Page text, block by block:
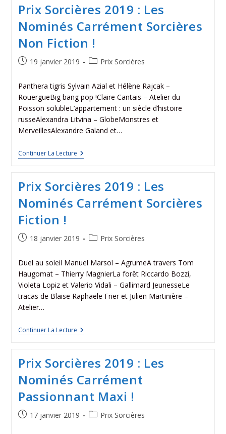
Prix Sorcières 2019 : Les
Nominés Carrément Sorcières
Non Fiction !
19 janvier 2019 Prix Sorcières
Panthera tigris Sylvain Azial et Hélène Rajcak –
RouergueBig bang pop !Claire Cantais – Atelier du
Poisson solubleL’appartement : un siècle d’histoire
russeAlexandra Litvina – GlobeMonstres et
MerveillesAlexandre Galand et…
Continuer La Lecture
Prix Sorcières 2019 : Les
Nominés Carrément Sorcières
Fiction !
18 janvier 2019 Prix Sorcières
Duel au soleil Manuel Marsol – AgrumeA travers Tom
Haugomat – Thierry MagnierLa forêt Riccardo Bozzi,
Violeta Lopiz et Valerio Vidali – Gallimard JeunesseLe
tracas de Blaise Raphaële Frier et Julien Martinière –
Atelier…
Continuer La Lecture
Prix Sorcières 2019 : Les
Nominés Carrément
Passionnant Maxi !
17 janvier 2019 Prix Sorcières